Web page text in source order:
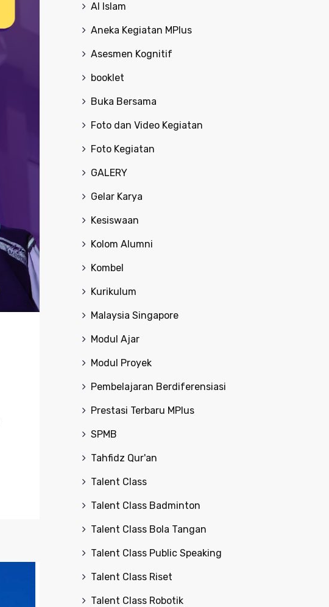
Al Islam
Aneka Kegiatan MPlus
Asesmen Kognitif
booklet
Buka Bersama
Foto dan Video Kegiatan
Foto Kegiatan
GALERY
Gelar Karya
Kesiswaan
Kolom Alumni
Kombel
Kurikulum
Malaysia Singapore
Modul Ajar
Modul Proyek
Pembelajaran Berdiferensiasi
Prestasi Terbaru MPlus
SPMB
Tahfidz Qur'an
Talent Class
Talent Class Badminton
Talent Class Bola Tangan
Talent Class Public Speaking
Talent Class Riset
Talent Class Robotik